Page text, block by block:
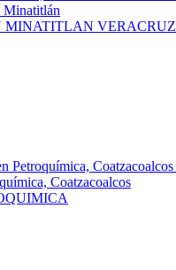
Minatitlán
MINATITLAN VERACRUZ
Coatzacoalcos